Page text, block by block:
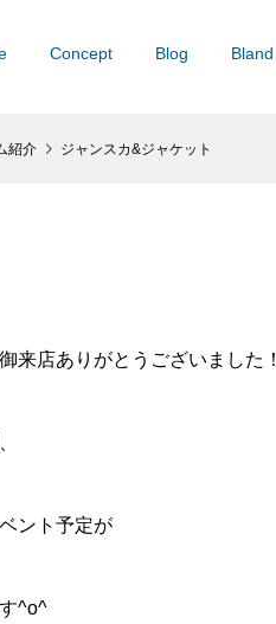
Concept Blog Bland
紹介 ジャンスカ&ジャケット
来店ありがとうございました！
ント予定が
^o^